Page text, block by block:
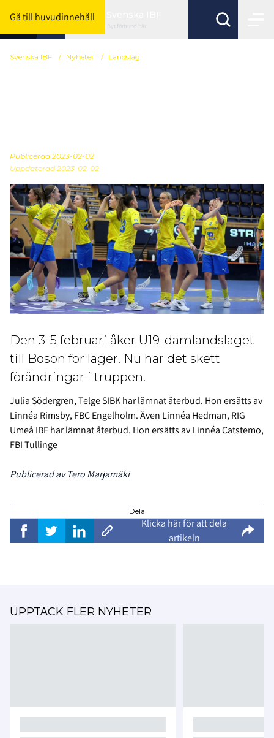
Gå till huvudinnehåll
Byt förbund här
Svenska IBF / Nyheter / Landslag
Publicerad 2023-02-02
Uppdaterad 2023-02-02
Den 3-5 februari åker U19-damlandslaget
till Bosön för läger. Nu har det skett
förändringar i truppen.
Julia Södergren, Telge SIBK har lämnat återbud. Hon ersätts av
Linnéa Rimsby, FBC Engelholm. Även Linnéa Hedman, RIG
Umeå IBF har lämnat återbud. Hon ersätts av Linnéa Catstemo,
FBI Tullinge
Publicerad av Tero Marjamäki
Dela
Klicka här för att dela
artikeln
UPPTÄCK FLER NYHETER